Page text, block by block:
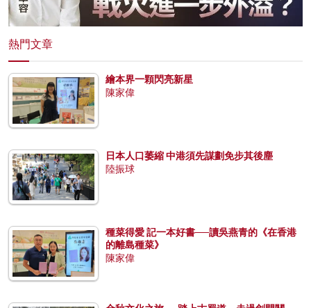
熱門文章
繪本界一顆閃亮新星
陳家偉
日本人口萎縮 中港須先謀劃免步其後塵
陸振球
種菜得愛 記一本好書──讀吳燕青的《在香港
的離島種菜》
陳家偉